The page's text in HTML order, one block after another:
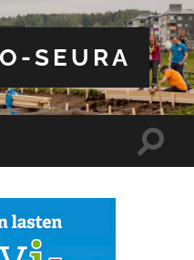
SEURA
Toggle